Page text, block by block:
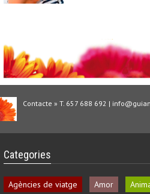
Contacte » T. 657 688 692 |
Categories
Agències de viatge Amor